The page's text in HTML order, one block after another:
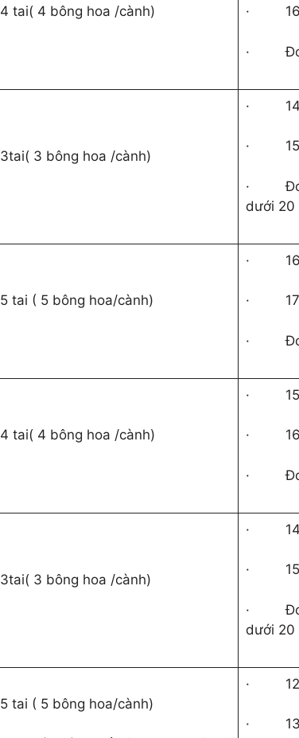
4 tai( 4 bông hoa /cành) ·
·
3tai( 3 bông hoa /cành)
·
·
·
dưới 20
5 tai ( 5 bông hoa/cành)
·
·
·
4 tai( 4 bông hoa /cành)
·
·
·
3tai( 3 bông hoa /cành)
·
·
·
dưới 20
5 tai ( 5 bông hoa/cành)
·
·